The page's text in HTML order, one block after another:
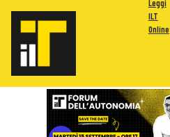
Leggi
ILT
Online